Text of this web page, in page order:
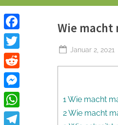
Wie macht
Posted
Januar 2, 2021
1 Wie macht
2 Wie macht
Facebook
Twitter
Reddit
Messenger
WhatsApp